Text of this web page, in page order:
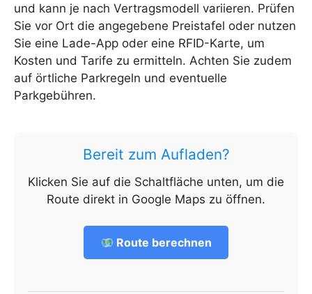
und kann je nach Vertragsmodell variieren. Prüfen
Sie vor Ort die angegebene Preistafel oder nutzen
Sie eine Lade-App oder eine RFID-Karte, um
Kosten und Tarife zu ermitteln. Achten Sie zudem
auf örtliche Parkregeln und eventuelle
Parkgebühren.
Bereit zum Aufladen?
Klicken Sie auf die Schaltfläche unten, um die
Route direkt in Google Maps zu öffnen.
Route berechnen